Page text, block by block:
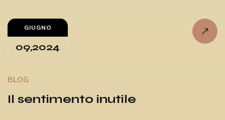
GIUGNO
09,2024
BLOG
Il sentimento inutile